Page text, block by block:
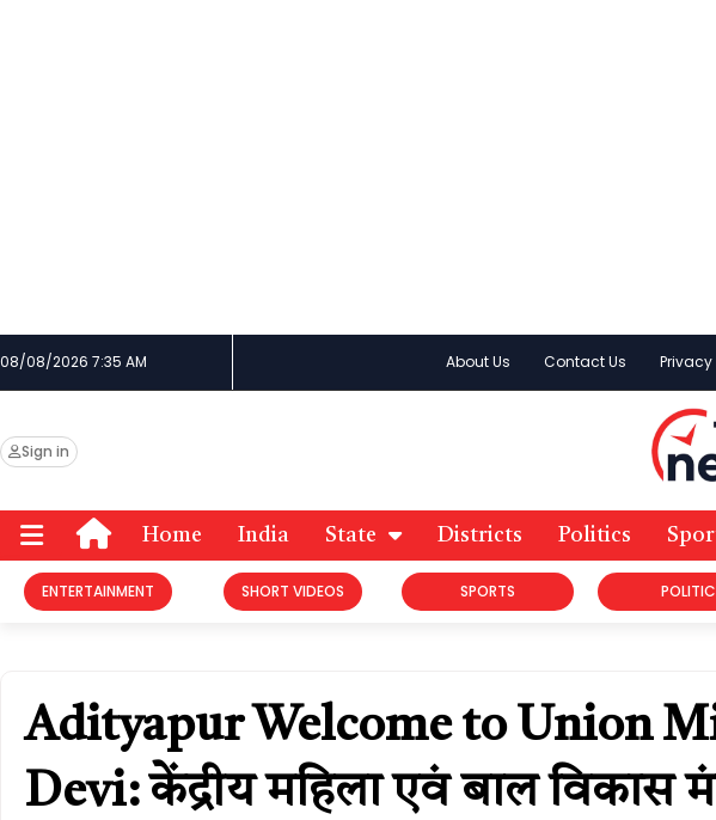
08/08/2026 7:35 AM About Us Contact Us Privacy
Sign in
Home India State Districts Politics
ENTERTAINMENT SHORT VIDEOS SPORTS
Adityapur Welcome to Union
Devi: केंद्रीय महिला एवं बाल विकास